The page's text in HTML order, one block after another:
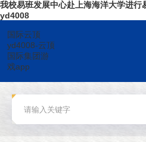
我校易班发展中心赴上海海洋大学进行
yd4008
国际云顶
yd4008-云顶
国际集团游
戏app